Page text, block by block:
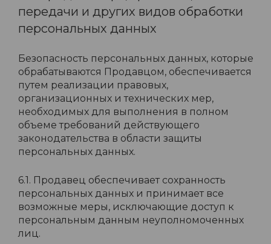
передачи и других видов обработки
персональных данных
Безопасность персональных данных, которые
обрабатываются Продавцом, обеспечивается
путем реализации правовых,
организационных и технических мер,
необходимых для выполнения в полном
объеме требований действующего
законодательства в области защиты
персональных данных.
6.1. Продавец обеспечивает сохранность
персональных данных и принимает все
возможные меры, исключающие доступ к
персональным данным неуполномоченных
лиц.